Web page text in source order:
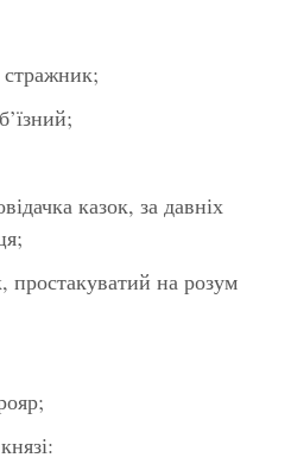
казок, за давніх
на розум